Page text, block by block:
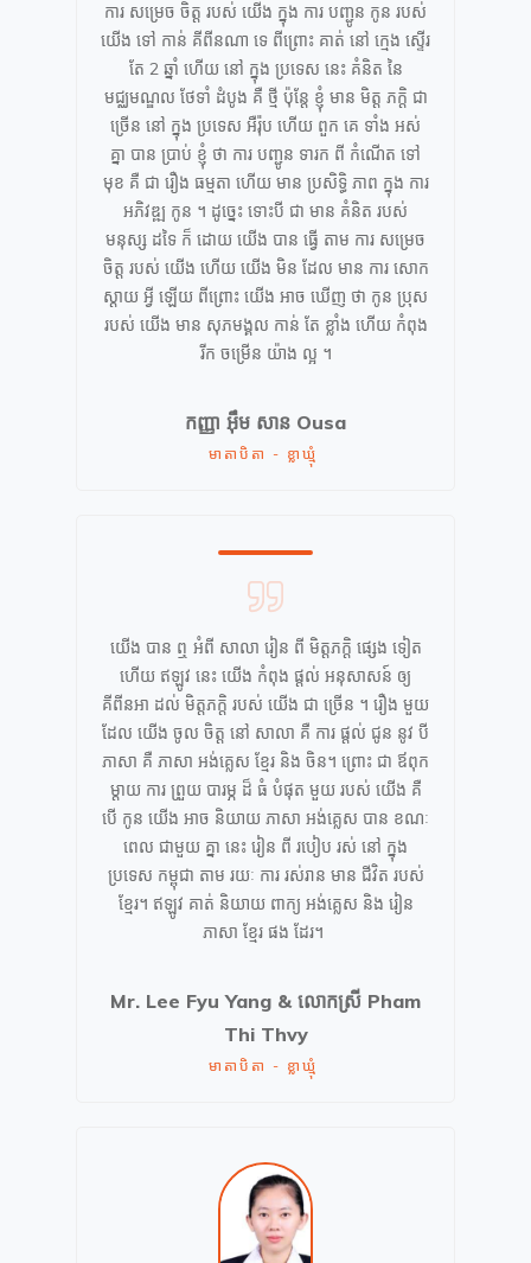
ការ សម្រេច ចិត្ត របស់ យើង ក្នុង ការ បញ្ជូន កូន របស់
យើង ទៅ កាន់ គីពីនណា ទេ ពីព្រោះ គាត់ នៅ ក្មេង ស្ទើរ
តែ 2 ឆ្នាំ ហើយ នៅ ក្នុង ប្រទេស នេះ គំនិត នៃ
មជ្ឈមណ្ឌល ថែទាំ ដំបូង គឺ ថ្មី ប៉ុន្តែ ខ្ញុំ មាន មិត្ត ភក្តិ ជា
ច្រើន នៅ ក្នុង ប្រទេស អឺរ៉ុប ហើយ ពួក គេ ទាំង អស់
គ្នា បាន ប្រាប់ ខ្ញុំ ថា ការ បញ្ជូន ទារក ពី កំណើត ទៅ
មុខ គឺ ជា រឿង ធម្មតា ហើយ មាន ប្រសិទ្ធិ ភាព ក្នុង ការ
អភិវឌ្ឍ កូន ។ ដូច្នេះ ទោះបី ជា មាន គំនិត របស់
មនុស្ស ដទៃ ក៏ ដោយ យើង បាន ធ្វើ តាម ការ សម្រេច
ចិត្ត របស់ យើង ហើយ យើង មិន ដែល មាន ការ សោក
ស្ដាយ អ្វី ឡើយ ពីព្រោះ យើង អាច ឃើញ ថា កូន ប្រុស
របស់ យើង មាន សុភមង្គល កាន់ តែ ខ្លាំង ហើយ កំពុង
រីក ចម្រើន យ៉ាង ល្អ ។
កញ្ញា អ៊ឹម សាន Ousa
មាតាបិតា - ខ្លាឃ្មុំ
យើង បាន ឮ អំពី សាលា រៀន ពី មិត្តភក្តិ ផ្សេង ទៀត
ហើយ ឥឡូវ នេះ យើង កំពុង ផ្តល់ អនុសាសន៍ ឲ្យ
គីពីនអា ដល់ មិត្តភក្តិ របស់ យើង ជា ច្រើន ។ រឿង មួយ
ដែល យើង ចូល ចិត្ត នៅ សាលា គឺ ការ ផ្តល់ ជូន នូវ បី
ភាសា គឺ ភាសា អង់គ្លេស ខ្មែរ និង ចិន។ ព្រោះ ជា ឪពុក
ម្តាយ ការ ព្រួយ បារម្ភ ដ៏ ធំ បំផុត មួយ របស់ យើង គឺ
បើ កូន យើង អាច និយាយ ភាសា អង់គ្លេស បាន ខណៈ
ពេល ជាមួយ គ្នា នេះ រៀន ពី របៀប រស់ នៅ ក្នុង
ប្រទេស កម្ពុជា តាម រយៈ ការ រស់រាន មាន ជីវិត របស់
ខ្មែរ។ ឥឡូវ គាត់ និយាយ ពាក្យ អង់គ្លេស និង រៀន
ភាសា ខ្មែរ ផង ដែរ។
Mr. Lee Fyu Yang & លោកស្រី Pham
Thi Thvy
មាតាបិតា - ខ្លាឃ្មុំ